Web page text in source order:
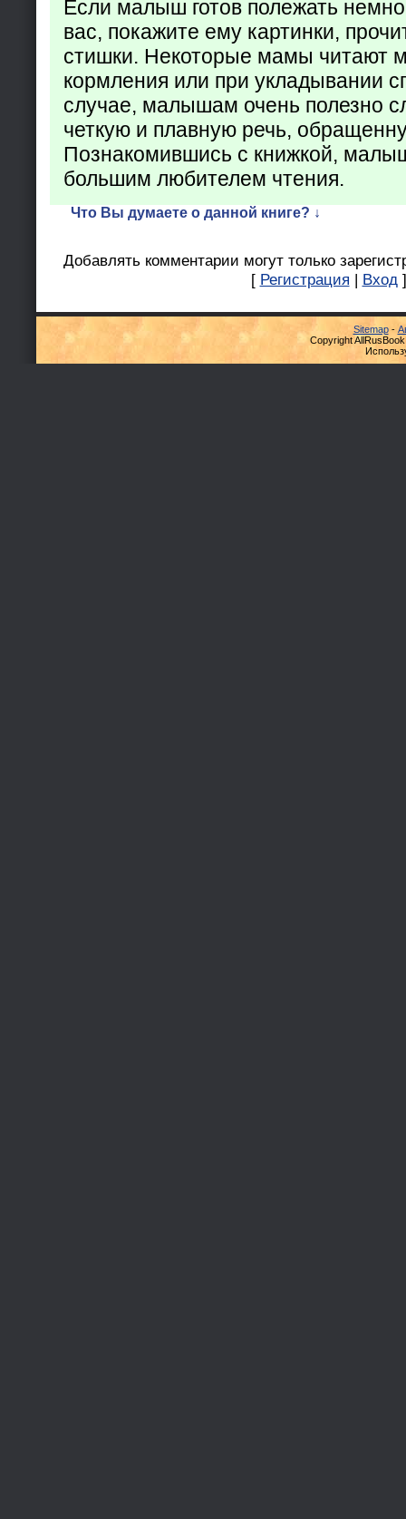
Если малыш готов полежать
вас, покажите ему картинки,
стишки. Некоторые мамы читают
кормления или при укладывании
случае, малышам очень полезно
четкую и плавную речь,
Познакомившись с книжкой,
большим любителем чтения.
Что Вы думаете о данной книге? ↓
Добавлять комментарии могут только
[ Регистрация | Вход]
Sitemap-
Copyright